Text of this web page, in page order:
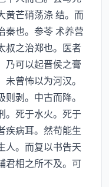
黄芒硝荡涤 结。而
秦也。参苓 术养营
叔之治郑也。医者
乃可以起晋侯之膏
曾怖以为河汉。
剥。中古而降。
。死于水火。死于
疾病耳。然苟能生
人。而复以书告天
君相之所不及。可